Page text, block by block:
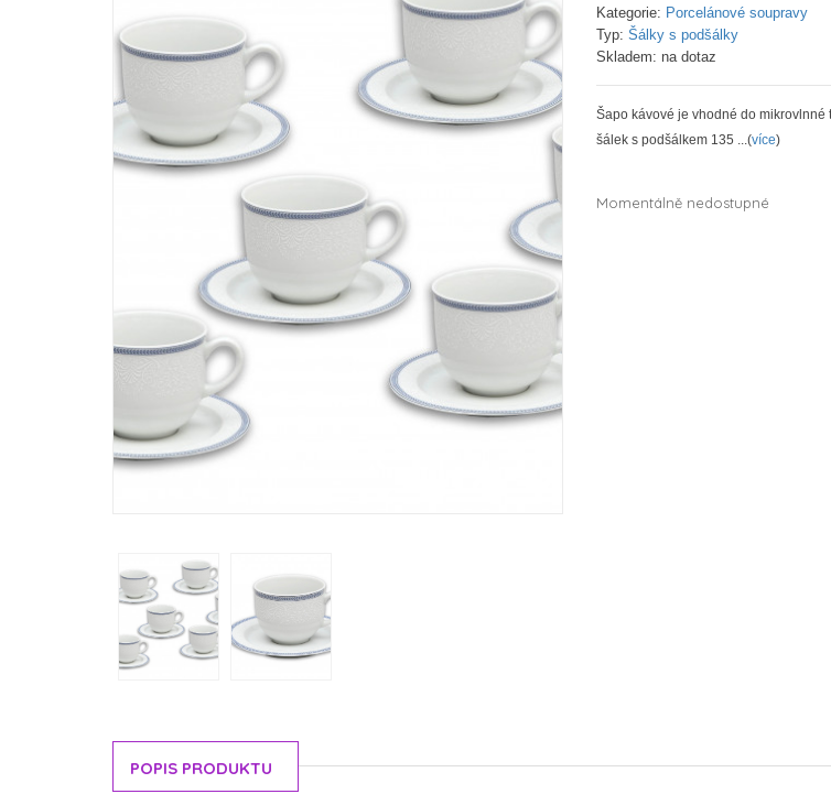
Kategorie: Porcelánové soupravy
Typ: Šálky s podšálky
Skladem: na dotaz
Šapo kávové je vhodné do
šálek s podšálkem 135 ...(více)
Momentálně nedostupné
POPIS PRODUKTU